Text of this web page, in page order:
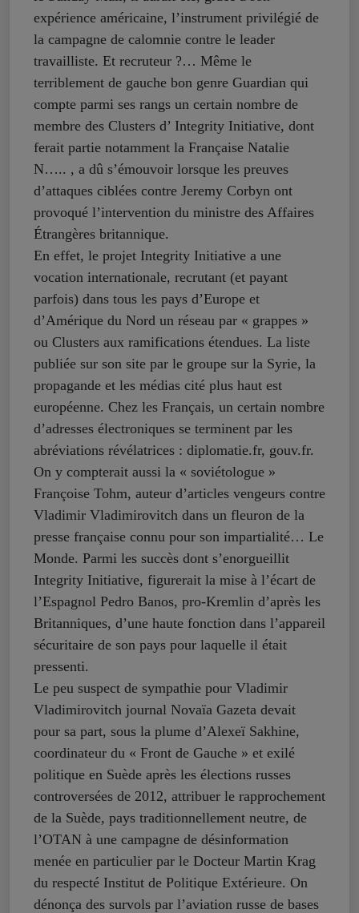
expérience américaine, l’instrument privilégié de
la campagne de calomnie contre le leader
travailliste. Et recruteur ?… Même le
terriblement de gauche bon genre Guardian qui
compte parmi ses rangs un certain nombre de
membre des Clusters d’ Integrity Initiative, dont
ferait partie notamment la Française Natalie
N….. , a dû s’émouvoir lorsque les preuves
d’attaques ciblées contre Jeremy Corbyn ont
provoqué l’intervention du ministre des Affaires
Étrangères britannique.
En effet, le projet Integrity Initiative a une
vocation internationale, recrutant (et payant
parfois) dans tous les pays d’Europe et
d’Amérique du Nord un réseau par « grappes »
ou Clusters aux ramifications étendues. La liste
publiée sur son site par le groupe sur la Syrie, la
propagande et les médias cité plus haut est
européenne. Chez les Français, un certain nombre
d’adresses électroniques se terminent par les
abréviations révélatrices : diplomatie.fr, gouv.fr.
On y compterait aussi la « soviétologue »
Françoise Tohm, auteur d’articles vengeurs contre
Vladimir Vladimirovitch dans un fleuron de la
presse française connu pour son impartialité… Le
Monde. Parmi les succès dont s’enorgueillit
Integrity Initiative, figurerait la mise à l’écart de
l’Espagnol Pedro Banos, pro-Kremlin d’après les
Britanniques, d’une haute fonction dans l’appareil
sécuritaire de son pays pour laquelle il était
pressenti.
Le peu suspect de sympathie pour Vladimir
Vladimirovitch journal Novaïa Gazeta devait
pour sa part, sous la plume d’Alexeï Sakhine,
coordinateur du « Front de Gauche » et exilé
politique en Suède après les élections russes
controversées de 2012, attribuer le rapprochement
de la Suède, pays traditionnellement neutre, de
l’OTAN à une campagne de désinformation
menée en particulier par le Docteur Martin Krag
du respecté Institut de Politique Extérieure. On
dénonça des survols par l’aviation russe de bases